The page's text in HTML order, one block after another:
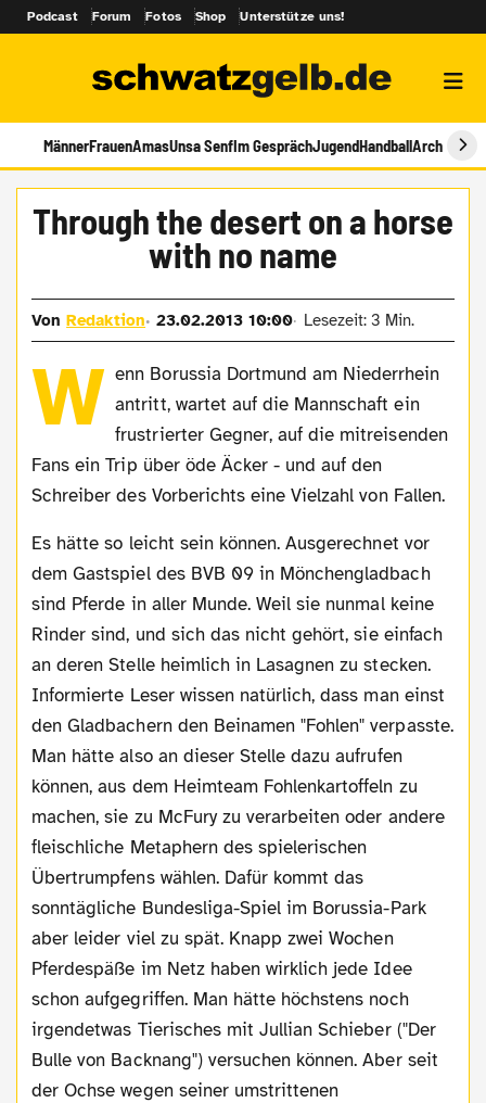
Podcast Forum Fotos Shop Unterstütze uns!
MännerFrauenAmasUnsa SenfIm GesprächJugendHandballArchiv
Through the desert on a horse
with no name
VonRedaktion 23.02.2013 10:00 Lesezeit: 3 Min.
W enn Borussia Dortmund am Niederrhein
antritt, wartet auf die Mannschaft ein
frustrierter Gegner, auf die mitreisenden
Fans ein Trip über öde Äcker - und auf den
Schreiber des Vorberichts eine Vielzahl von Fallen.
Es hätte so leicht sein können. Ausgerechnet vor
dem Gastspiel des BVB 09 in Mönchengladbach
sind Pferde in aller Munde. Weil sie nunmal keine
Rinder sind, und sich das nicht gehört, sie einfach
an deren Stelle heimlich in Lasagnen zu stecken.
Informierte Leser wissen natürlich, dass man einst
den Gladbachern den Beinamen "Fohlen" verpasste.
Man hätte also an dieser Stelle dazu aufrufen
können, aus dem Heimteam Fohlenkartoffeln zu
machen, sie zu McFury zu verarbeiten oder andere
fleischliche Metaphern des spielerischen
Übertrumpfens wählen. Dafür kommt das
sonntägliche Bundesliga-Spiel im Borussia-Park
aber leider viel zu spät. Knapp zwei Wochen
Pferdespäße im Netz haben wirklich jede Idee
schon aufgegriffen. Man hätte höchstens noch
irgendetwas Tierisches mit Jullian Schieber ("Der
Bulle von Backnang") versuchen können. Aber seit
der Ochse wegen seiner umstrittenen